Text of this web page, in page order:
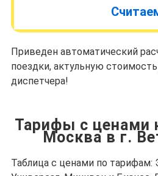
Приведен автоматический
поездки, актульную стоимость
диспетчера!
Тарифы с ценами
Москва в г.
Таблица с ценами по